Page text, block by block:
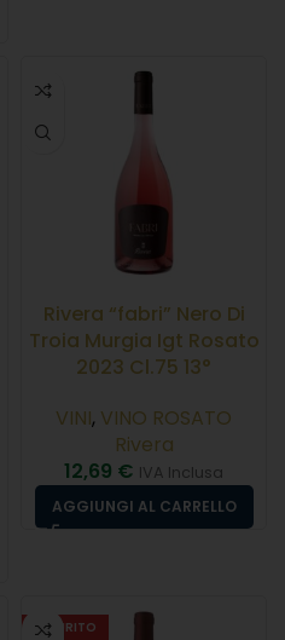
Rivera “fabri” Nero Di
Troia Murgia Igt Rosato
2023 Cl.75 13°
VINI, VINO ROSATO
Rivera
12,69 € IVA Inclusa
AGGIUNGI AL CARRELLO
ESAURITO